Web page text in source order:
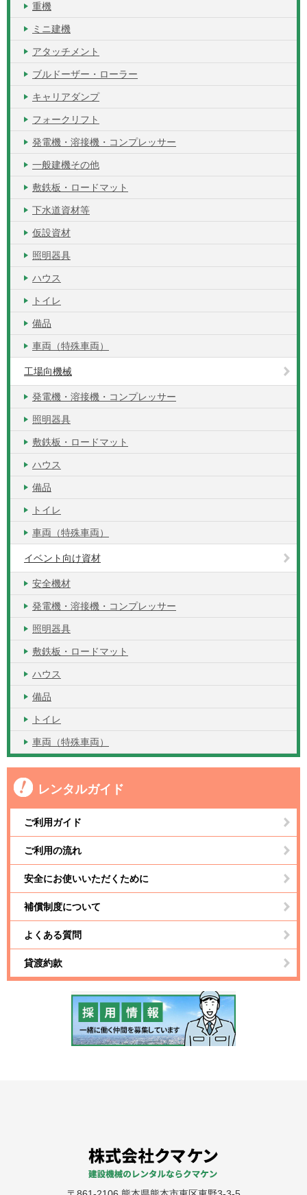
重機
ミニ建機
アタッチメント
ブルドーザー・ローラー
キャリアダンプ
フォークリフト
発電機・溶接機・コンプレッサー
一般建機その他
敷鉄板・ロードマット
下水道資材等
仮設資材
照明器具
ハウス
トイレ
備品
車両（特殊車両）
工場向機械
発電機・溶接機・コンプレッサー
照明器具
敷鉄板・ロードマット
ハウス
備品
トイレ
車両（特殊車両）
イベント向け資材
安全機材
発電機・溶接機・コンプレッサー
照明器具
敷鉄板・ロードマット
ハウス
備品
トイレ
車両（特殊車両）
レンタルガイド
ご利用ガイド
ご利用の流れ
安全にお使いいただくために
補償制度について
よくある質問
貸渡約款